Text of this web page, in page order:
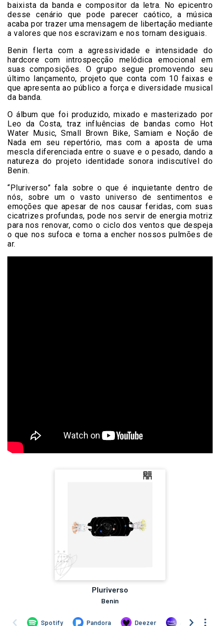
baixista da banda e compositor da letra. No epicentro
desse cenário que pode parecer caótico, a música
acaba por trazer uma mensagem de libertação mediante
a valores que nos escravizam e nos tornam desiguais.
Benin flerta com a agressividade e intensidade do
hardcore com introspecção melódica emocional em
suas composições. O grupo segue promovendo seu
último lançamento, projeto que conta com 10 faixas e
que apresenta ao público a força e diversidade musical
da banda.
O álbum que foi produzido, mixado e masterizado por
Leo da Costa, traz influências de bandas como Hot
Water Music, Small Brown Bike, Samiam e Noção de
Nada em seu repertório, mas com a aposta de uma
mescla diferenciada entre o suave e o pesado, dando a
natureza do projeto identidade sonora indiscutível do
Benin.
“Pluriverso” fala sobre o que é inquietante dentro de
nós, sobre um o vasto universo de sentimentos e
emoções que apesar de nos causar feridas, com suas
cicatrizes profundas, pode nos servir de energia motriz
para nos renovar, como o ciclo dos ventos que despeja
o que nos sufoca e torna a encher nossos pulmões de
ar.